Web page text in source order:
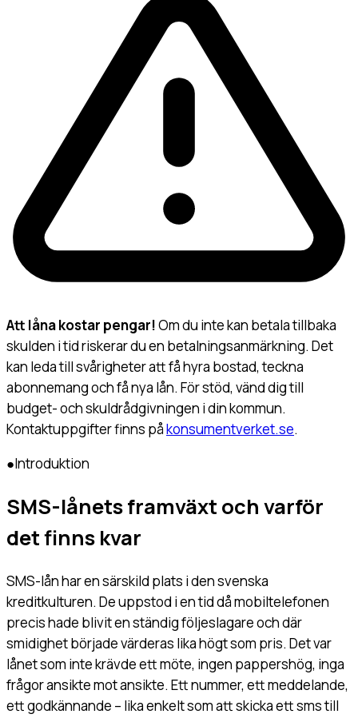
Att låna kostar pengar!Om du inte kan betala tillbaka
skulden i tid riskerar du en betalningsanmärkning. Det
kan leda till svårigheter att få hyra bostad, teckna
abonnemang och få nya lån. För stöd, vänd dig till
budget- och skuldrådgivningen i din kommun.
Kontaktuppgifter finns påkonsumentverket.se.
●Introduktion
SMS-lånets framväxt och varför
det finns kvar
SMS-lån har en särskild plats i den svenska
kreditkulturen. De uppstod i en tid då mobiltelefonen
precis hade blivit en ständig följeslagare och där
smidighet började värderas lika högt som pris. Det var
lånet som inte krävde ett möte, ingen pappershög, inga
frågor ansikte mot ansikte. Ett nummer, ett meddelande,
ett godkännande – lika enkelt som att skicka ett sms till